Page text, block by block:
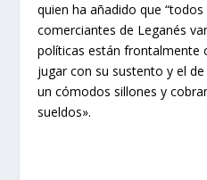
quien ha añadido que
comerciantes de Leganés
políticas están frontalmente
jugar con susustento y el
un cómodos sillones y
sueldos».